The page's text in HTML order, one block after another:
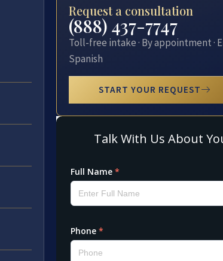
Request a consultation
(888) 437-7747
Toll-free intake · By appointment ·
Spanish
START YOUR REQUEST